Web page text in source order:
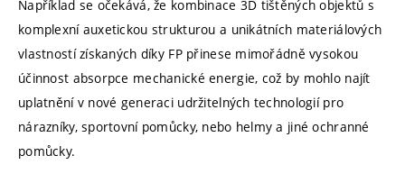
Například se očekává, že kombinace 3D tištěných objektů s
komplexní auxetickou strukturou a unikátních materiálových
vlastností získaných díky FP přinese mimořádně vysokou
účinnost absorpce mechanické energie, což by mohlo najít
uplatnění v nové generaci udržitelných technologií pro
nárazníky, sportovní pomůcky, nebo helmy a jiné ochranné
pomůcky.